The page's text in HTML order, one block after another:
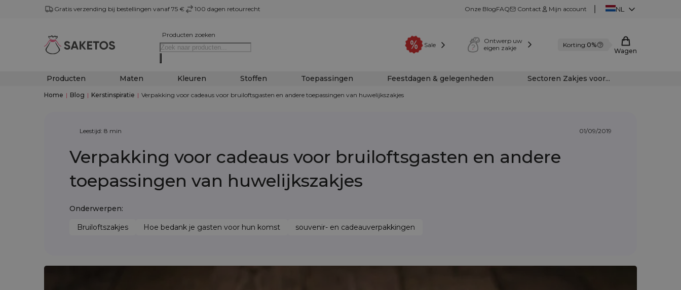
Gratis verzending bij bestellingen vanaf 75 € 100 dagen retourrecht Onze BlogFAQ Contact Mijn account NL
Producten zoeken
Sale
Ontwerp uw
eigen zakje
Korting:0%
Wagen
Producten Maten Kleuren Stoffen Toepassingen Feestdagen & gelegenheden Sectoren Zakjes voor...
Home | Blog | Kerstinspiratie | Verpakking voor cadeaus voor bruiloftsgasten en andere toepassingen van huwelijkszakjes
Leestijd: 8 min 01/09/2019
Verpakking voor cadeaus voor bruiloftsgasten en andere
toepassingen van huwelijkszakjes
Onderwerpen:
Bruiloftszakjes Hoe bedank je gasten voor hun komst souvenir- en cadeauverpakkingen